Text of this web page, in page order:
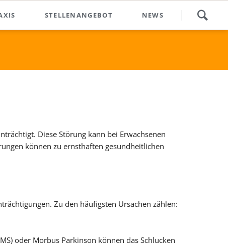
überspringen
STELLENANGEBOT NEWS
Diese Störung kann bei Erwachsenen
können zu ernsthaften gesundheitlichen
Zu den häufigsten Ursachen zählen:
oder Morbus Parkinson können das Schlucken